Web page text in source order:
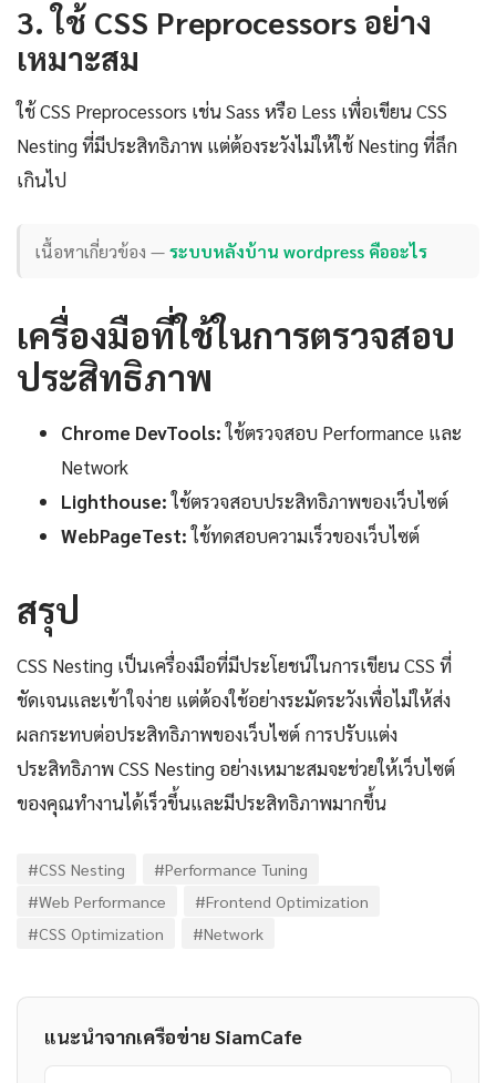
3. ใช้ CSS Preprocessors อย่าง
เหมาะสม
ใช้ CSS Preprocessors เช่น Sass หรือ Less เพื่อเขียน CSS
Nesting ที่มีประสิทธิภาพ แต่ต้องระวังไม่ให้ใช้ Nesting ที่ลึก
เกินไป
เนื้อหาเกี่ยวข้อง —ระบบหลังบ้าน wordpress คืออะไร
เครื่องมือที่ใช้ในการตรวจสอบ
ประสิทธิภาพ
Chrome DevTools:ใช้ตรวจสอบ Performance และ
Network
Lighthouse:ใช้ตรวจสอบประสิทธิภาพของเว็บไซต์
WebPageTest:ใช้ทดสอบความเร็วของเว็บไซต์
สรุป
CSS Nesting เป็นเครื่องมือที่มีประโยชน์ในการเขียน CSS ที่
ชัดเจนและเข้าใจง่าย แต่ต้องใช้อย่างระมัดระวังเพื่อไม่ให้ส่ง
ผลกระทบต่อประสิทธิภาพของเว็บไซต์ การปรับแต่ง
ประสิทธิภาพ CSS Nesting อย่างเหมาะสมจะช่วยให้เว็บไซต์
ของคุณทำงานได้เร็วขึ้นและมีประสิทธิภาพมากขึ้น
#CSS Nesting
#Performance Tuning
#Web Performance
#Frontend Optimization
#CSS Optimization
#Network
แนะนำจากเครือข่าย SiamCafe